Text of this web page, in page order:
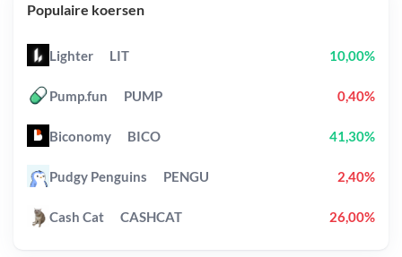
Populaire koersen
Lighter LIT 10,00%
Pump.fun PUMP 0,40%
Biconomy BICO 41,30%
Pudgy Penguins PENGU 2,40%
Cash Cat CASHCAT 26,00%